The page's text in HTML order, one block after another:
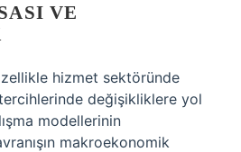
VE
hizmet sektöründe
değişikliklere yol
modellerinin
makroekonomik